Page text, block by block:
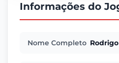
Informações do
Nome Completo